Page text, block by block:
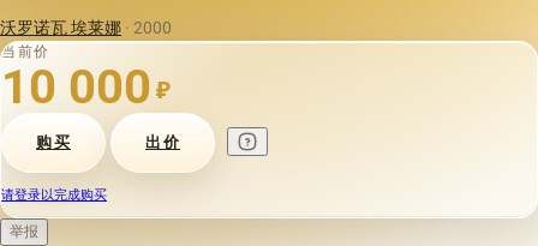
沃罗诺瓦 埃莱娜 · 2000
当前价
10 000 ₽
购买 出价
请登录以完成购买
举报